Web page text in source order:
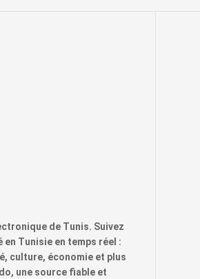
de Tunis. Suivez
Tunisie en temps réel :
culture, économie et plus
une source fiable et